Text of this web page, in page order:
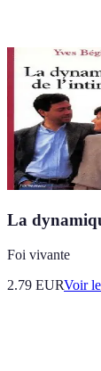
La
Foi vivante
2.79 EURVoir